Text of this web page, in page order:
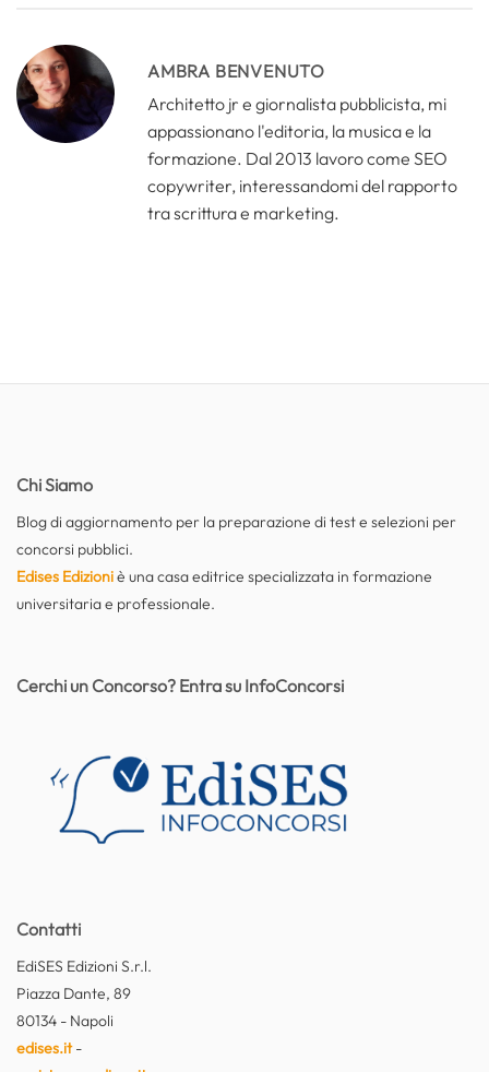
AMBRA BENVENUTO
Architetto jr e giornalista pubblicista, mi
appassionano l'editoria, la musica e la
formazione. Dal 2013 lavoro come SEO
copywriter, interessandomi del rapporto
tra scrittura e marketing.
Chi Siamo
Blog di aggiornamento per la preparazione di test e selezioni per
concorsi pubblici.
Edises Edizioniè una casa editrice specializzata in formazione
universitaria e professionale.
Contatti
EdiSES Edizioni S.r.l.
Piazza Dante, 89
80134 - Napoli
edises.it-
Cerchi un Concorso? Entra su InfoConcorsi